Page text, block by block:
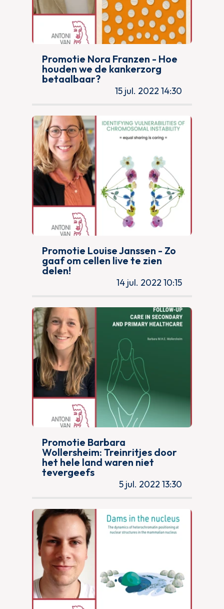
Promotie Nora Franzen - Hoe
houden we de kankerzorg
betaalbaar?
15 jul. 2022 14:30
Promotie Louise Janssen - Zo
gaaf om cellen live te zien
delen!
14 jul. 2022 10:15
Promotie Barbara
Wollersheim: Treinritjes door
het hele land waren niet
tevergeefs
5 jul. 2022 13:30